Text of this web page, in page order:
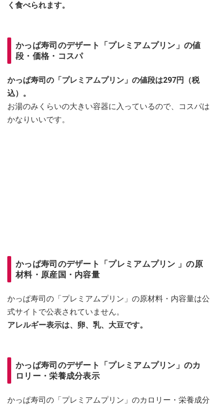
く食べられます。
かっぱ寿司のデザート「プレミアムプリン」の値
段・価格・コスパ
かっぱ寿司の「プレミアムプリン」の値段は297円（税
込）。
お湯のみくらいの大きい容器に入っているので、コスパは
かなりいいです。
かっぱ寿司のデザート「プレミアムプリン 」の原
材料・原産国・内容量
かっぱ寿司の「プレミアムプリン」の原材料・内容量は公
式サイトで公表されていません。
アレルギー表示は、卵、乳、大豆です。
かっぱ寿司のデザート「プレミアムプリン」のカ
ロリー・栄養成分表示
かっぱ寿司の「プレミアムプリン」のカロリー・栄養成分